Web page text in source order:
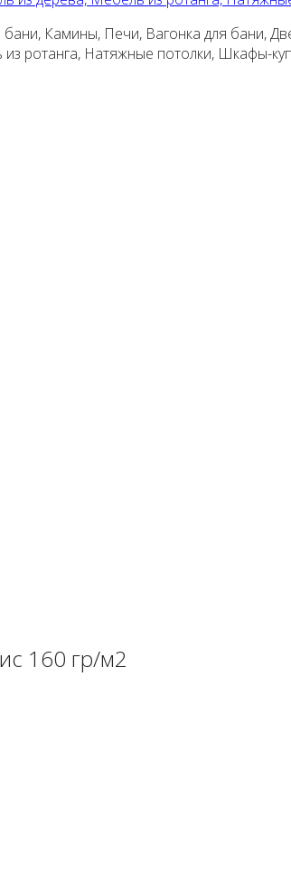
Камины, Печи, Вагонка для бани,
ротанга, Натяжные потолки, Шкафы-
160 гр/м2